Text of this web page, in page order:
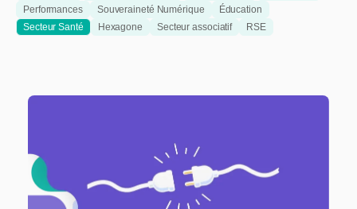
Performances
Souveraineté Numérique
Éducation
Secteur Santé
Hexagone Secteur associatif RSE